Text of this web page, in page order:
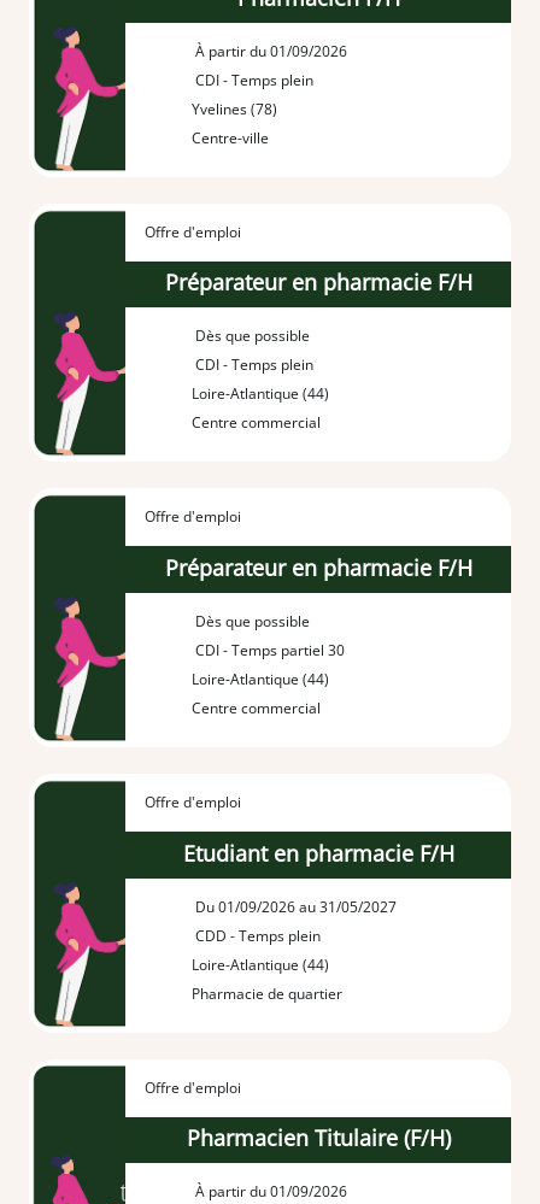
À partir du 01/09/2026
CDI - Temps plein
Yvelines (78)
Centre-ville
Offre d'emploi
Préparateur en pharmacie F/H
Dès que possible
CDI - Temps plein
Loire-Atlantique (44)
Centre commercial
Offre d'emploi
Préparateur en pharmacie F/H
Dès que possible
CDI - Temps partiel 30
Loire-Atlantique (44)
Centre commercial
Offre d'emploi
Etudiant en pharmacie F/H
Du 01/09/2026 au 31/05/2027
CDD - Temps plein
Loire-Atlantique (44)
Pharmacie de quartier
Offre d'emploi
Pharmacien Titulaire (F/H)
À partir du 01/09/2026